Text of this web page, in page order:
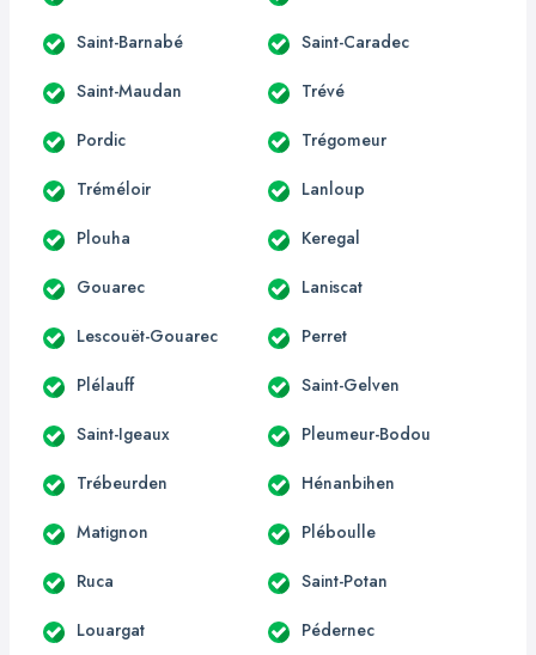
Saint-Barnabé Saint-Caradec
Saint-Maudan Trévé
Pordic Trégomeur
Tréméloir Lanloup
Plouha Keregal
Gouarec Laniscat
Lescouët-Gouarec Perret
Plélauff Saint-Gelven
Saint-Igeaux Pleumeur-Bodou
Trébeurden Hénanbihen
Matignon Pléboulle
Ruca Saint-Potan
Louargat Pédernec